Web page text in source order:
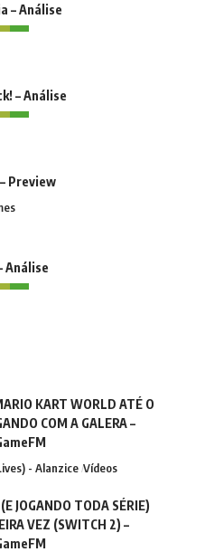
– Análise
– Análise
Preview
Análise
KART WORLD ATÉ O
COM A GALERA –
- Alanzice Vídeos
JOGANDO TODA SÉRIE)
VEZ (SWITCH 2) –